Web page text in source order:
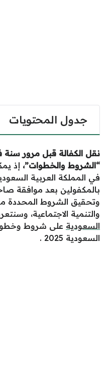
جدول المحتويات
“الشروط والخطوات”، إذ
في المملكة العربية
بالمكفولين بعد موافقة
وتحقيق الشروط المحددة
والتنمية الاجتماعية،
السعودية على شروط
السعودية 2025 .